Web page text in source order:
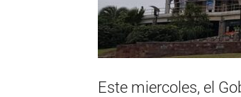
Este miercoles, el